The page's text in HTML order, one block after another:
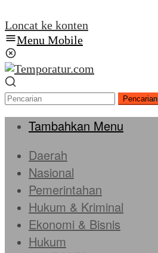
Loncat ke konten
Menu Mobile
Pencarian
Tambahkan Menu
Daerah
Nasional
Pemerintahan
Hukum & Kriminal
Ekonomi & Bisnis
Hukum